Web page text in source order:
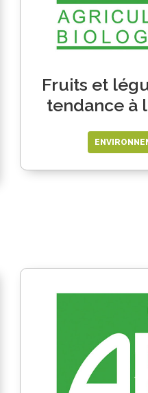
Fruits et
tendance à